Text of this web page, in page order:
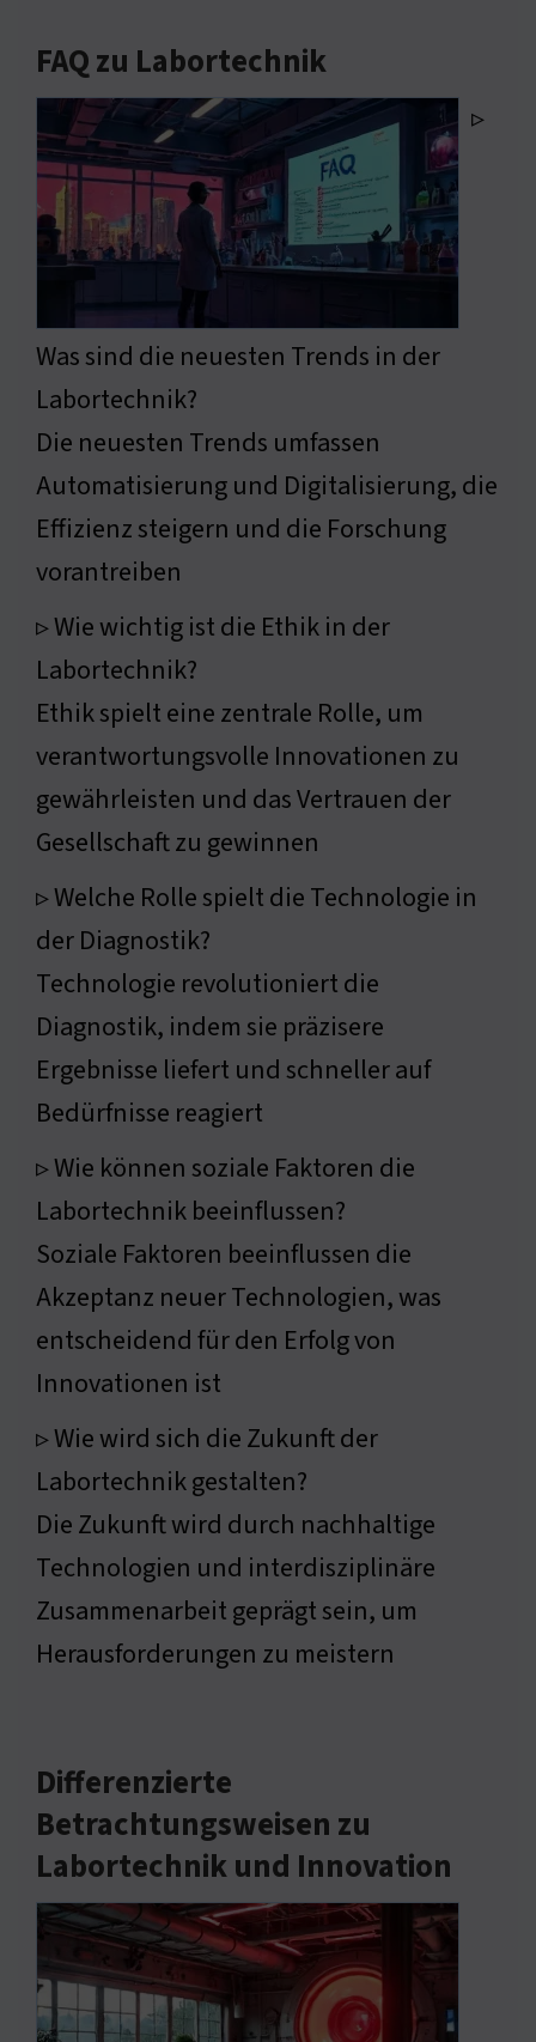
FAQ zu Labortechnik
▹
Was sind die neuesten Trends in der
Labortechnik?
Die neuesten Trends umfassen
Automatisierung und Digitalisierung, die
Effizienz steigern und die Forschung
vorantreiben
▹ Wie wichtig ist die Ethik in der
Labortechnik?
Ethik spielt eine zentrale Rolle, um
verantwortungsvolle Innovationen zu
gewährleisten und das Vertrauen der
Gesellschaft zu gewinnen
▹ Welche Rolle spielt die Technologie in
der Diagnostik?
Technologie revolutioniert die
Diagnostik, indem sie präzisere
Ergebnisse liefert und schneller auf
Bedürfnisse reagiert
▹ Wie können soziale Faktoren die
Labortechnik beeinflussen?
Soziale Faktoren beeinflussen die
Akzeptanz neuer Technologien, was
entscheidend für den Erfolg von
Innovationen ist
▹ Wie wird sich die Zukunft der
Labortechnik gestalten?
Die Zukunft wird durch nachhaltige
Technologien und interdisziplinäre
Zusammenarbeit geprägt sein, um
Herausforderungen zu meistern
Differenzierte
Betrachtungsweisen zu
Labortechnik und Innovation